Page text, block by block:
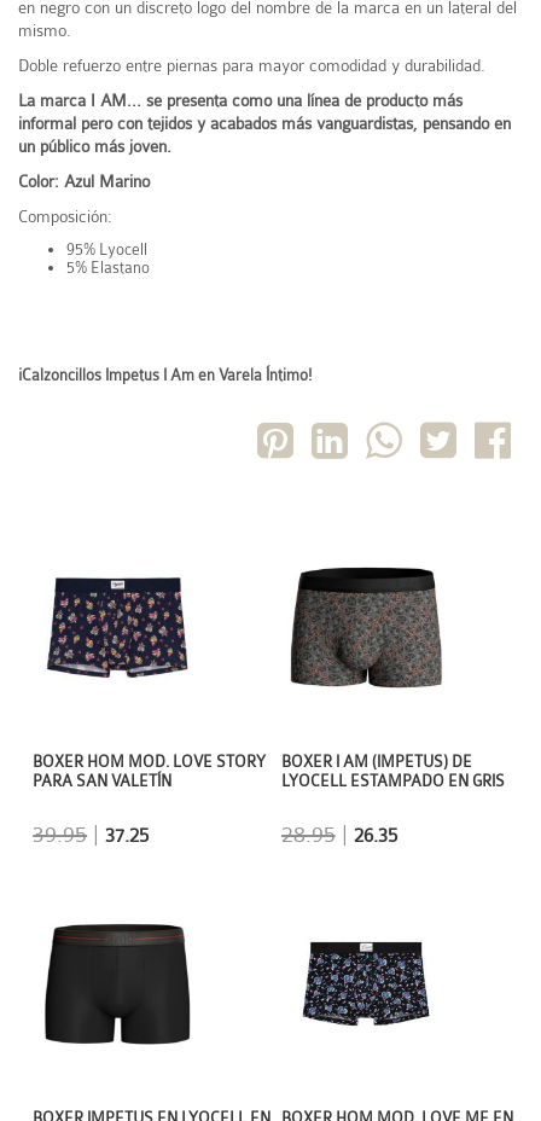
en negro con un discreto logo del nombre de la marca en un lateral del
mismo.
Doble refuerzo entre piernas para mayor comodidad y durabilidad.
La marca I AM... se presenta como una línea de producto más
informal pero con tejidos y acabados más vanguardistas, pensando en
un público más joven.
Color: Azul Marino
Composición:
95% Lyocell
5% Elastano
¡Calzoncillos Impetus I Am en Varela Íntimo!
BOXER I AM (IMPETUS) DE
LYOCELL ESTAMPADO EN GRIS
28.95| 26.35
BOXER HOM MOD. LOVE STORY
PARA SAN VALETÍN
39.95 |37.25